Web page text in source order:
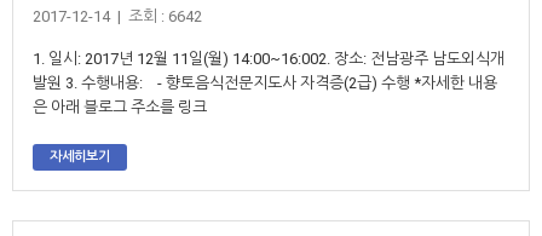
2017-12-14 | 조회 : 6642
1. 일시: 2017년 12월 11일(월) 14:00~16:002. 장소: 전남광주 남도외식개
발원 3. 수행내용: - 향토음식전문지도사 자격증(2급) 수행 *자세한 내용
은 아래 블로그 주소를 링크
자세히보기